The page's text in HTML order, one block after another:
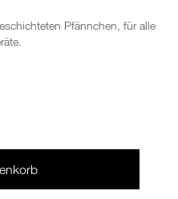
Pfännchen, für alle